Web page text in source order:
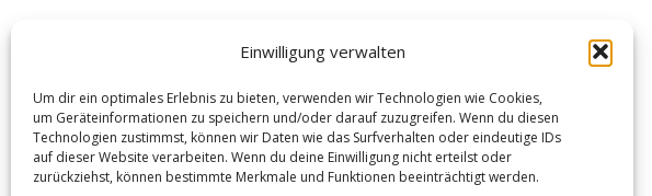
Einwilligung verwalten
Um dir ein optimales Erlebnis zu bieten, verwenden wir Technologien wie Cookies,
um Geräteinformationen zu speichern und/oder darauf zuzugreifen. Wenn du diesen
Technologien zustimmst, können wir Daten wie das Surfverhalten oder eindeutige IDs
auf dieser Website verarbeiten. Wenn du deine Einwilligung nicht erteilst oder
zurückziehst, können bestimmte Merkmale und Funktionen beeinträchtigt werden.